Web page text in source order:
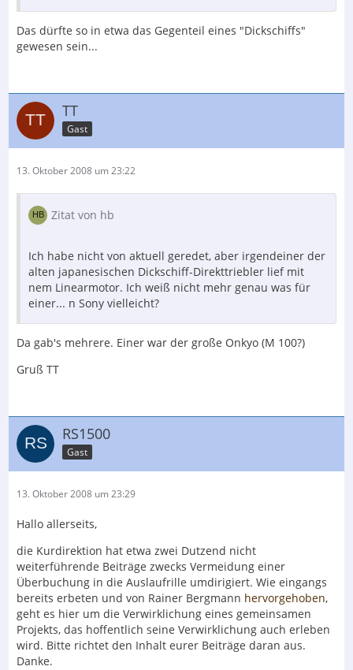
Das dürfte so in etwa das Gegenteil eines "Dickschiffs"
gewesen sein...
TT
Gast
13. Oktober 2008 um 23:22
Zitat von hb
Ich habe nicht von aktuell geredet, aber irgendeiner der
alten japanesischen Dickschiff-Direkttriebler lief mit
nem Linearmotor. Ich weiß nicht mehr genau was für
einer... n Sony vielleicht?
Da gab's mehrere. Einer war der große Onkyo (M 100?)
Gruß TT
RS1500
Gast
13. Oktober 2008 um 23:29
Hallo allerseits,
die Kurdirektion hat etwa zwei Dutzend nicht
weiterführende Beiträge zwecks Vermeidung einer
Überbuchung in die Auslaufrille umdirigiert. Wie eingangs
bereits erbeten und von Rainer Bergmann hervorgehoben,
geht es hier um die Verwirklichung eines gemeinsamen
Projekts, das hoffentlich seine Verwirklichung auch erleben
wird. Bitte richtet den Inhalt eurer Beiträge daran aus.
Danke.